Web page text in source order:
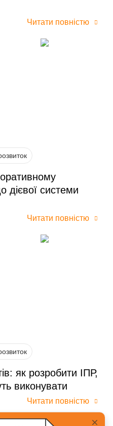
Читати повністю
дієвої системи
Читати повністю
як розробити ІПР,
виконувати
Читати повністю